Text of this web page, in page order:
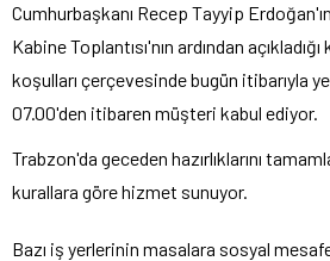
Cumhurbaşkanı Recep Tayyip
Kabine Toplantısı'nın ardından
koşulları çerçevesinde bugün itibarıyla
07.00'den itibaren müşteri kabul ediyor.
Trabzon'da geceden hazırlıklarını
kurallara göre hizmet sunuyor.
Bazı iş yerlerinin masalara sosyal mesafe